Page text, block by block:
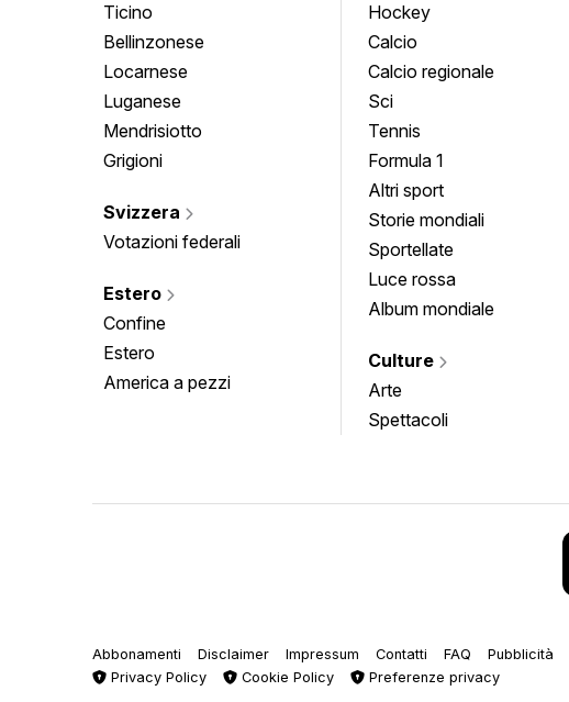
Ticino
Bellinzonese
Locarnese
Luganese
Mendrisiotto
Grigioni
Svizzera
Votazioni federali
Estero
Confine
Estero
America a pezzi
Hockey
Calcio
Calcio regionale
Sci
Tennis
Formula 1
Altri sport
Storie mondiali
Sportellate
Luce rossa
Album mondiale
Culture
Arte
Spettacoli
Abbonamenti Disclaimer Impressum Contatti FAQ Pubblicità
Privacy Policy
Cookie Policy Preferenze privacy